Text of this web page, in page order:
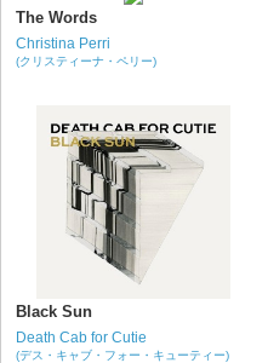
The Words
Christina Perri
(クリスティーナ・ペリー)
Black Sun
Death Cab for Cutie
(デス・キャブ・フォー・キューティー)